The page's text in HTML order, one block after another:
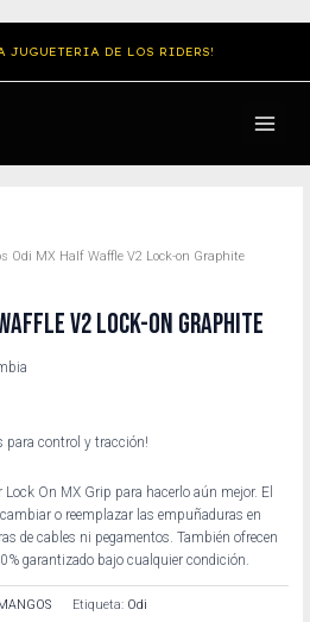
JUGUETERIA DE LOS RIDERS!
MENU
Odi MX Half Waffle V2 Lock-on Graphite
V2 LOCK-ON GRAPHITE
para control y tracción!
On MX Grip para hacerlo aún mejor. El
o reemplazar las empuñaduras en
de cables ni pegamentos. También ofrecen
garantizado bajo cualquier condición.
Etiqueta: Odi